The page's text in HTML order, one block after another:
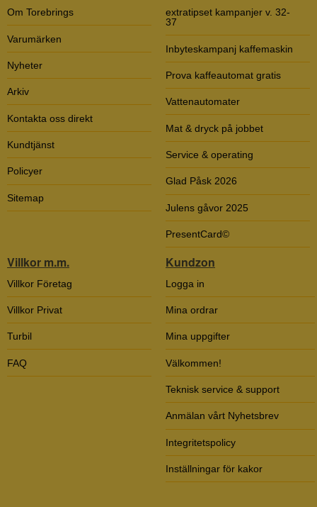
Om Torebrings
Varumärken
Nyheter
Arkiv
Kontakta oss direkt
Kundtjänst
Policyer
Sitemap
extratipset kampanjer v. 32-
37
Inbyteskampanj kaffemaskin
Prova kaffeautomat gratis
Vattenautomater
Mat & dryck på jobbet
Service & operating
Glad Påsk 2026
Julens gåvor 2025
PresentCard©
Villkor m.m.
Villkor Företag
Villkor Privat
Turbil
FAQ
Kundzon
Logga in
Mina ordrar
Mina uppgifter
Välkommen!
Teknisk service & support
Anmälan vårt Nyhetsbrev
Integritetspolicy
Inställningar för kakor